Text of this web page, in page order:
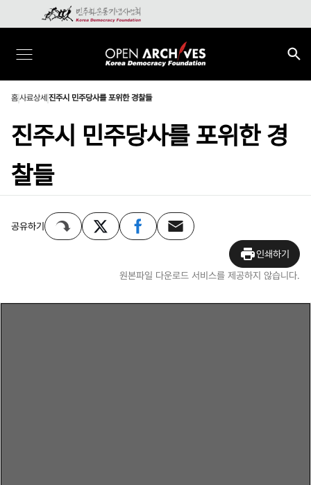
홈사료상세 진주시 민주당사를 포위한 경찰들
진주시 민주당사를 포위한 경
찰들
공유하기
인쇄하기
원본파일 다운로드 서비스를 제공하지 않습니다.